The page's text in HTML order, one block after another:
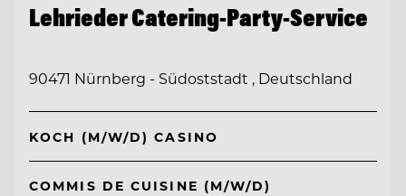
Lehrieder Catering-Party-Service
90471 Nürnberg - Südoststadt , Deutschland
KOCH (M/W/D) CASINO
COMMIS DE CUISINE (M/W/D)